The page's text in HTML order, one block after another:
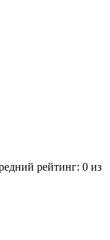
рейтинг: 0 из